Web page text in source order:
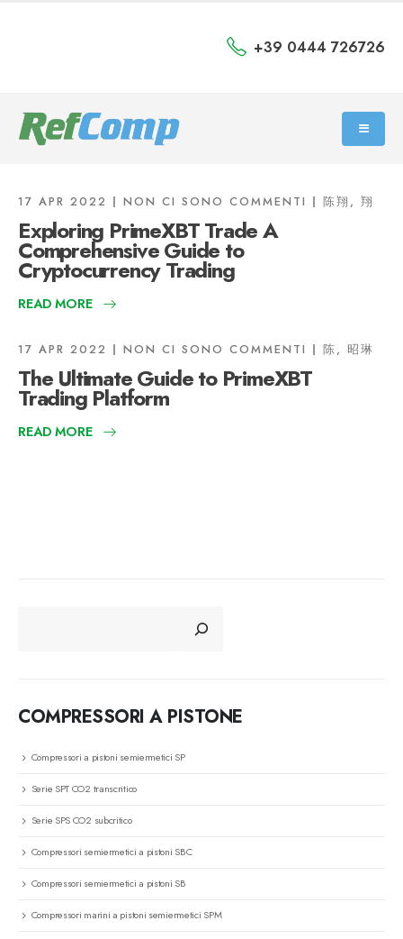
+39 0444 726726
17 APR 2022 NON CI SONO COMMENTI 陈翔, 翔
Exploring PrimeXBT Trade A
Comprehensive Guide to
Cryptocurrency Trading
READ MORE
17 APR 2022 NON CI SONO COMMENTI 陈, 昭琳
The Ultimate Guide to PrimeXBT
Trading Platform
READ MORE
COMPRESSORI A PISTONE
Compressori a pistoni semiermetici SP
Serie SPT CO2 transcritico
Serie SPS CO2 subcritico
Compressori semiermetici a pistoni SBC
Compressori semiermetici a pistoni SB
Compressori marini a pistoni semiermetici SPM